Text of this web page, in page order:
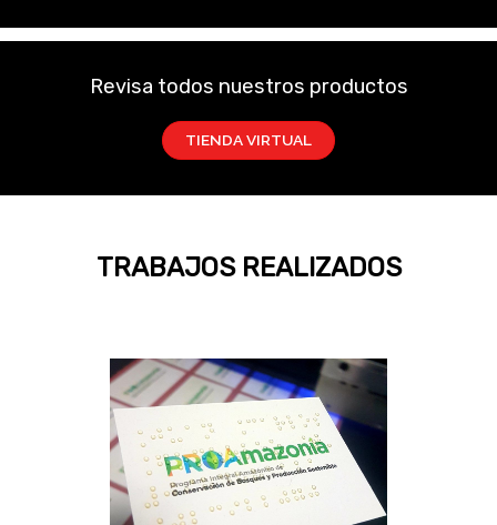
Revisa todos nuestros productos
TIENDA VIRTUAL
TRABAJOS REALIZADOS